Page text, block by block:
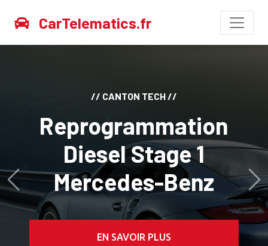
CarTelematics.fr
// CANTON TECH //
Reprogrammation
Diesel Stage 1
Mercedes-Benz
EN SAVOIR PLUS
Avant